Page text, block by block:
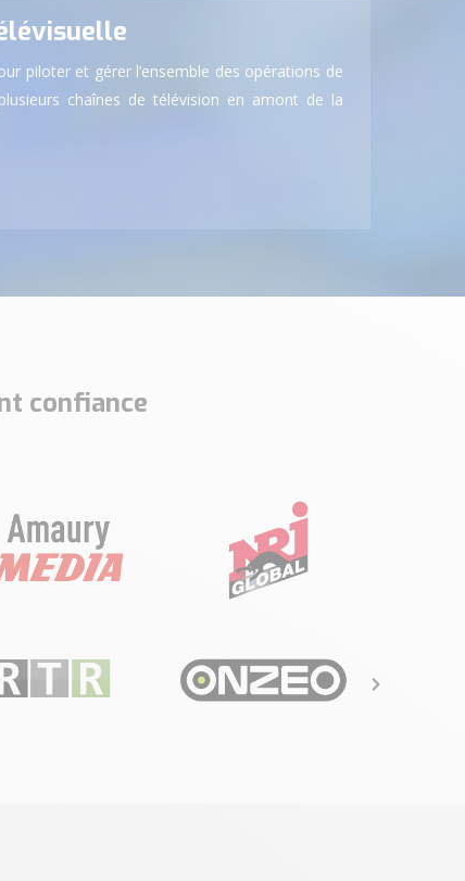
piloter et gérer l’ensemble des opérations de
chaînes de télévision en amont de la
confiance